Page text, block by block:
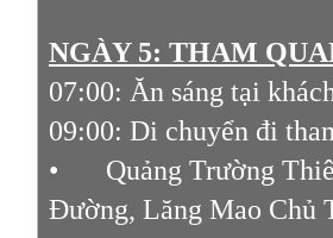
NGÀY 5: THAM
07:00: Ăn sáng tại
09:00: Di chuyển đi
•
Quảng Trường
Đường, Lăng Mao Chủ